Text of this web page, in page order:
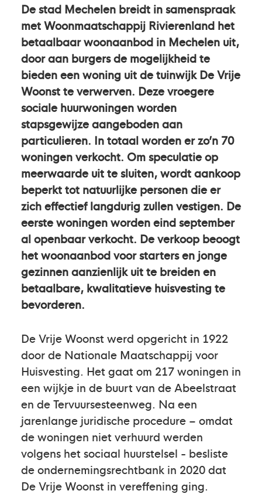
De stad Mechelen breidt in samenspraak
met Woonmaatschappij Rivierenland het
betaalbaar woonaanbod in Mechelen uit,
door aan burgers de mogelijkheid te
bieden een woning uit de tuinwijk De Vrije
Woonst te verwerven. Deze vroegere
sociale huurwoningen worden
stapsgewijze aangeboden aan
particulieren. In totaal worden er zo’n 70
woningen verkocht. Om speculatie op
meerwaarde uit te sluiten, wordt aankoop
beperkt tot natuurlijke personen die er
zich effectief langdurig zullen vestigen. De
eerste woningen worden eind september
al openbaar verkocht. De verkoop beoogt
het woonaanbod voor starters en jonge
gezinnen aanzienlijk uit te breiden en
betaalbare, kwalitatieve huisvesting te
bevorderen.
De Vrije Woonst werd opgericht in 1922
door de Nationale Maatschappij voor
Huisvesting. Het gaat om 217 woningen in
een wijkje in de buurt van de Abeelstraat
en de Tervuursesteenweg. Na een
jarenlange juridische procedure – omdat
de woningen niet verhuurd werden
volgens het sociaal huurstelsel - besliste
de ondernemingsrechtbank in 2020 dat
De Vrije Woonst in vereffening ging.